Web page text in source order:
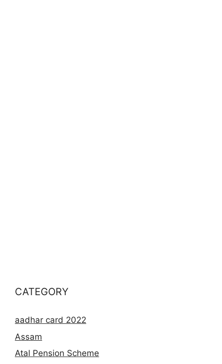
CATEGORY
aadhar card 2022
Assam
Atal Pension Scheme